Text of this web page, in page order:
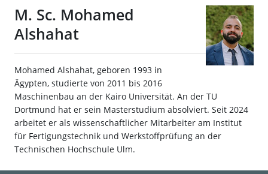
M. Sc. Mohamed
Alshahat
Mohamed Alshahat, geboren 1993 in
Ägypten, studierte von 2011 bis 2016
Maschinenbau an der Kairo Universität. An der TU
Dortmund hat er sein Masterstudium absolviert. Seit 2024
arbeitet er als wissenschaftlicher Mitarbeiter am Institut
für Fertigungstechnik und Werkstoffprüfung an der
Technischen Hochschule Ulm.